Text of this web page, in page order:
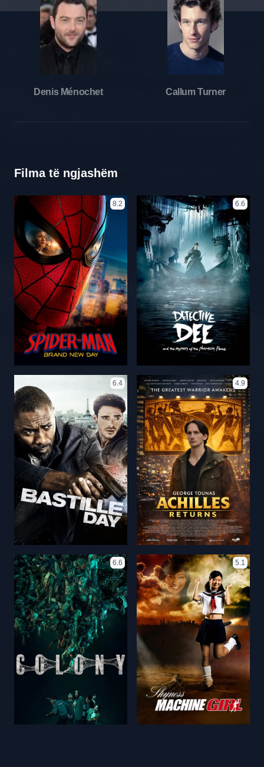
Denis Ménochet Callum Turner
Filma të ngjashëm
8.2 6.6
6.4 4.9
6.6 5.1